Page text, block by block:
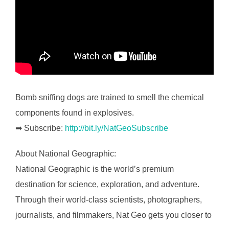
Bomb sniffing dogs are trained to smell the chemical
components found in explosives.
➡ Subscribe: http://bit.ly/NatGeoSubscribe
About National Geographic:
National Geographic is the world’s premium
destination for science, exploration, and adventure.
Through their world-class scientists, photographers,
journalists, and filmmakers, Nat Geo gets you closer to